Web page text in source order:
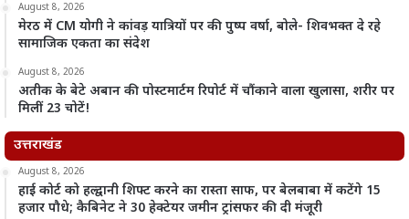
August 8, 2026
मेरठ में CM योगी ने कांवड़ यात्रियों पर की पुष्प वर्षा, बोले- शिवभक्त दे रहे
सामाजिक एकता का संदेश
August 8, 2026
अतीक के बेटे अबान की पोस्टमार्टम रिपोर्ट में चौंकाने वाला खुलासा, शरीर पर
मिलीं 23 चोटें!
उत्तराखंड
August 8, 2026
हाई कोर्ट को हल्द्वानी शिफ्ट करने का रास्ता साफ, पर बेलबाबा में कटेंगे 15
हजार पौधे; कैबिनेट ने 30 हेक्टेयर जमीन ट्रांसफर की दी मंजूरी